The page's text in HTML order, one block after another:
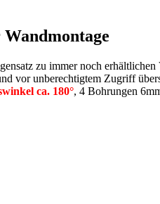
zu immer noch
vor unberechtigtem Zugriff
ca. 180°, 4 Bohrungen